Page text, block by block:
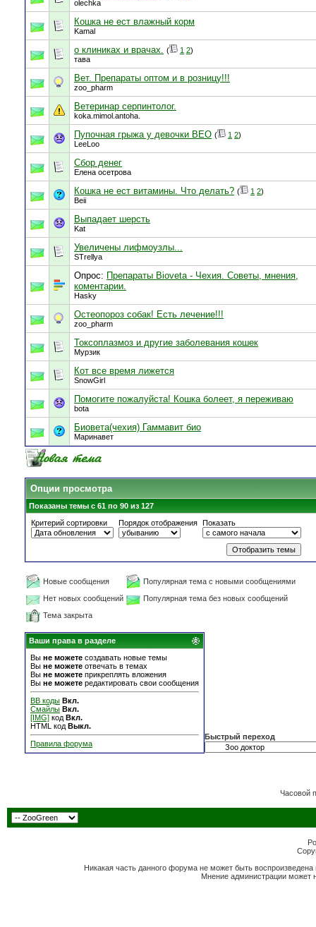
olechka
Кошка не ест влажный корм
Kamal
о клиниках и врачах. ( 1 2)
тава
Вет. Препараты оптом и в розницу!!!
zoo_pharm
Ветеринар серпинтолог.
koka.mimol.antoha.
Пупочная грыжа у девочки ВЕО ( 1 2)
LeeLoo
Сбор денег
Елена осетрова
Кошка не ест витамины. Что делать? ( 1 2)
Beii
Выпадает шерсть
Kat
Увеличены лифмоузлы...
STrellya
Опрос: Препараты Bioveta - Чехия. Советы, мнения,
коментарии.
Hasky
Остеопороз собак! Есть лечение!!!
zoo_pharm
Токсоплазмоз и другие заболевания кошек
Мурзик
Кот все время лижется
SnowGirl
Помогите пожалуйста! Кошка болеет, я переживаю
bota
Биовета(чехия) Гаммавит био
Маринавет
Опции просмотра
Показаны темы с 61 по 90 из 127
Критерий сортировки
Порядок отображения Показать
Новые сообщения
Популярная тема с новыми сообщениями
Нет новых сообщений
Популярная тема без новых сообщений
Тема закрыта
Ваши права в разделе
Вы не можете создавать новые темы
Вы не можете отвечать в темах
Вы не можете прикреплять вложения
Вы не можете редактировать свои сообщения
BB коды Вкл.
Смайлы Вкл.
[IMG] код Вкл.
HTML код Выкл.
Правила форума
Быстрый переход
Часовой
Никакая часть данного форума не может быть
Мнение администрации может